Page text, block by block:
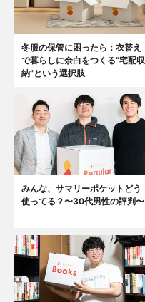
冬服の保管に困ったら：衣替え
で暮らしに余白をつくる“宅配収
納”という選択肢
みんな、サマリーポケットどう
使ってる？〜30代男性の評判〜